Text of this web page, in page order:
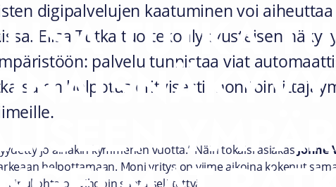
TUTKA
digipalvelujen kaatuminen voi
Elisa Tutka tuo tekoälyavusteisen
palvelu tunnistaa viat
on helpotus erityisesti
jo ainakin kymmenen vuotta.” Näin tokaisi asiakas Jonne
helpottamaan. Moni yritys on viime aikoina kokenut
kipukohta on vihdoin saatu selätettyä.